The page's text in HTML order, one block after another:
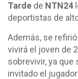
Tarde de NTN24
deportistas de
Además, se
vivirá el joven de
sobrevivir, ya que
invitado el